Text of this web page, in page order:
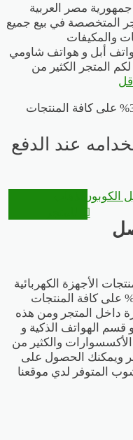
مصر العربية
المتخصصة في بيع جميع
والمكيفات
أبل و هواتف شاومي
المتجر الكثير من
أقل
عند الدفع
الكوبون
الأجهزة الكهربائية
وعروض كبيرة وفعالة 100% على كافة المنتجات
داخل المتجر ومن هذه
قسم الهواتف الذكية و
والكثير من
ويمكنك الحصول على
المتوفر لدي موقعنا